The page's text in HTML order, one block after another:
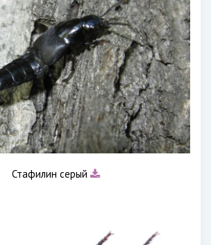
Стафилин серый